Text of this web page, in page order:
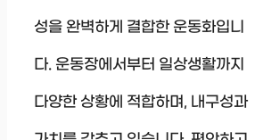
성을 완벽하게 결합한 운동화입니
다. 운동장에서부터 일상생활까지
다양한 상황에 적합하며, 내구성과